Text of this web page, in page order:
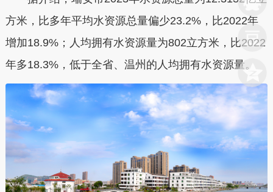
方米，比多年平均水资源总量偏少23.2%，比2022年
增加18.9%；人均拥有水资源量为802立方米，比2022
年多18.3%，低于全省、温州的人均拥有水资源量。